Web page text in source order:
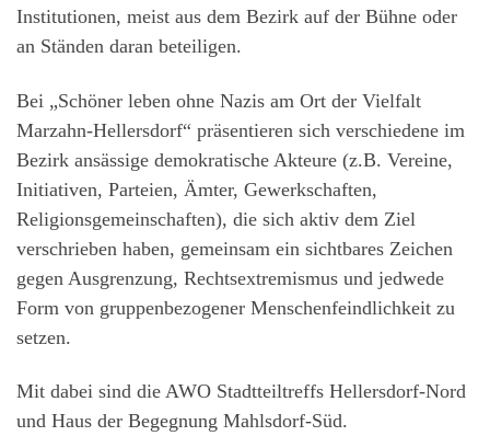
Institutionen, meist aus dem Bezirk auf der Bühne oder
an Ständen daran beteiligen.
Bei „Schöner leben ohne Nazis am Ort der Vielfalt
Marzahn-Hellersdorf“ präsentieren sich verschiedene im
Bezirk ansässige demokratische Akteure (z.B. Vereine,
Initiativen, Parteien, Ämter, Gewerkschaften,
Religionsgemeinschaften), die sich aktiv dem Ziel
verschrieben haben, gemeinsam ein sichtbares Zeichen
gegen Ausgrenzung, Rechtsextremismus und jedwede
Form von gruppenbezogener Menschenfeindlichkeit zu
setzen.
Mit dabei sind die AWO Stadtteiltreffs Hellersdorf-Nord
und Haus der Begegnung Mahlsdorf-Süd.